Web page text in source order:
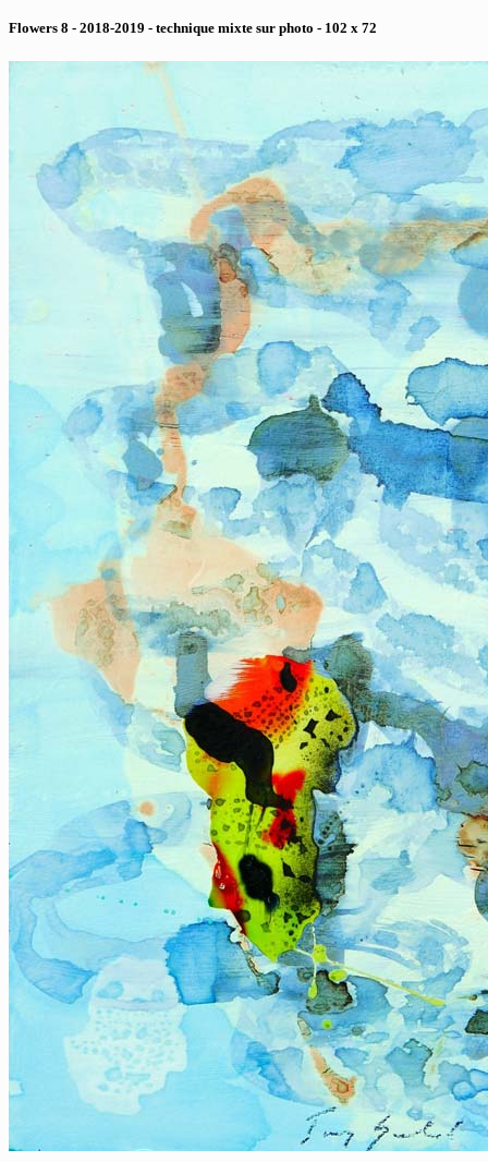
Flowers 8 - 2018-2019 - technique mixte sur photo - 102 x 72